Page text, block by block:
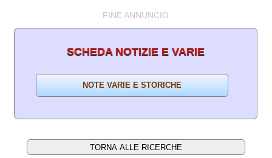
FINE ANNUNCIO
SCHEDA NOTIZIE E VARIE